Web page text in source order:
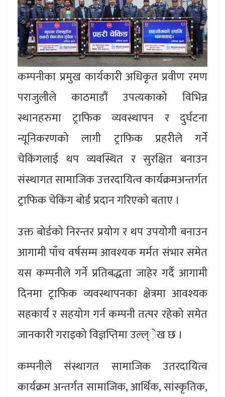
कम्पनीका प्रमुख कार्यकारी अधिकृत प्रवीण रमण
पराजुलीले काठमाडौं उपत्यकाको विभिन्न
स्थानहरुमा ट्राफिक व्यवस्थापन र दुर्घटना
न्यूनिकरणको लागी ट्राफिक प्रहरीले गर्ने
चेकिंगलाई थप व्यवस्थित र सुरक्षित बनाउन
संस्थागत सामाजिक उत्तरदायित्व कार्यक्रमअन्तर्गत
ट्राफिक चेकिंग बोर्ड प्रदान गरिएको बताए ।
उक्त बोर्डको निरन्तर प्रयोग र थप उपयोगी बनाउन
आगामी पाँच वर्षसम्म आवश्यक मर्मत संभार समेत
यस कम्पनीले गर्ने प्रतिबद्धता जाहेर गर्दै आगामी
दिनमा ट्राफिक व्यवस्थापनका क्षेत्रमा आवश्यक
सहकार्य र सहयोग गर्न कम्पनी तत्पर रहेको समेत
जानकारी गराइको विज्ञप्तिमा उल्ल्ेख छ ।
कम्पनीले संस्थागत सामाजिक उतरदायित्व
कार्यक्रम अन्तर्गत सामाजिक, आर्थिक, सांस्कृतिक,